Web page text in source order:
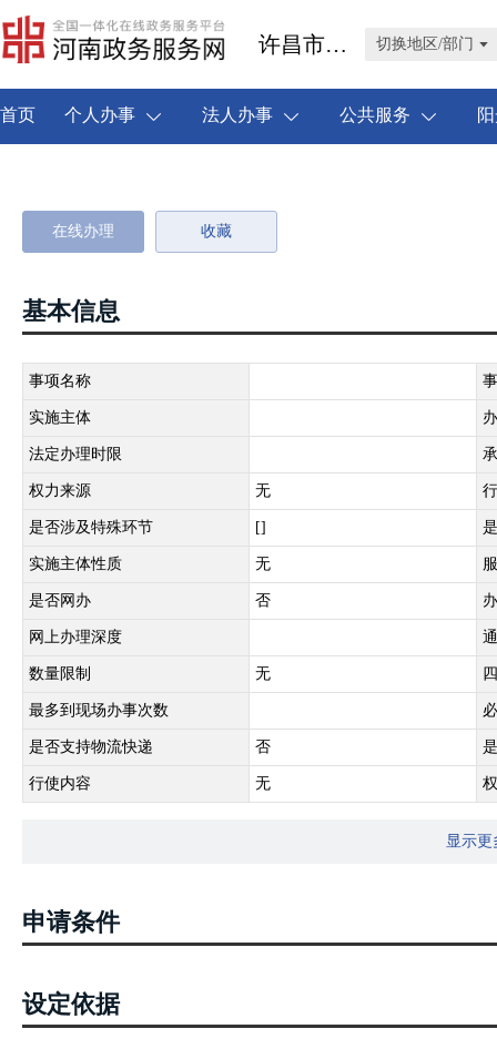
许昌市禹州市 切换地区/部门
首页 个人办事 法人办事 公共服务
在线办理 收藏
基本信息
事项名称
实施主体
法定办理时限
权力来源 无
是否涉及特殊环节 []
实施主体性质 无
是否网办 否
网上办理深度
数量限制 无
最多到现场办事次数
是否支持物流快递 否
行使内容 无
显示更
申请条件
设定依据